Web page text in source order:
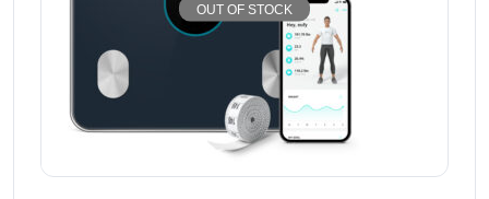
OUT OF STOCK